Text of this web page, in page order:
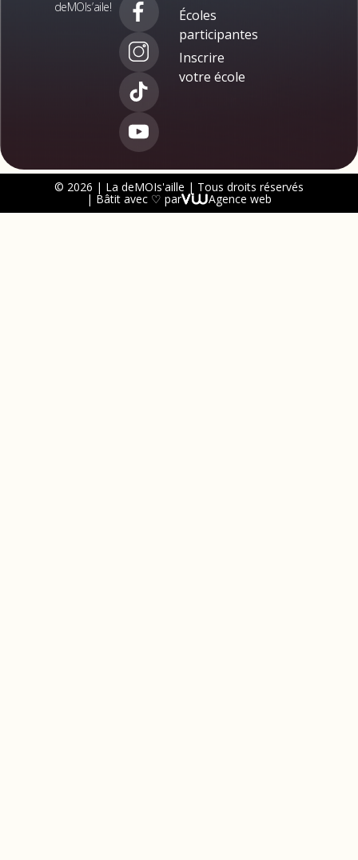
deMOIs’aile!
Écoles
participantes
Inscrire
votre école
© 2026 | La deMOIs'aille | Tous droits réservés
| Bâtit avec ♡ par Agence web